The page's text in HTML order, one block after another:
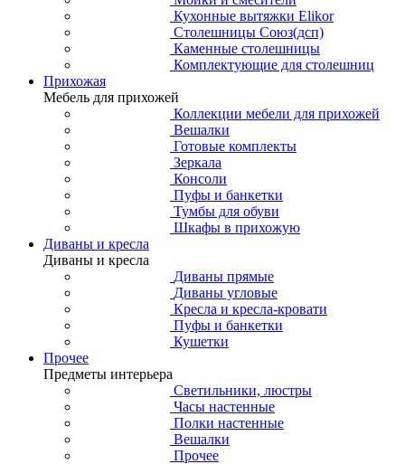
Кухонные вытяжки Elikor
Столешницы Союз(дсп)
Каменные столешницы
Комплектующие для столешниц
Прихожая
Мебель для прихожей
Коллекции мебели для прихожей
Вешалки
Готовые комплекты
Зеркала
Консоли
Пуфы и банкетки
Тумбы для обуви
Шкафы в прихожую
Диваны и кресла
Диваны и кресла
Диваны прямые
Диваны угловые
Кресла и кресла-кровати
Пуфы и банкетки
Кушетки
Прочее
Предметы интерьера
Светильники, люстры
Часы настенные
Полки настенные
Вешалки
Прочее